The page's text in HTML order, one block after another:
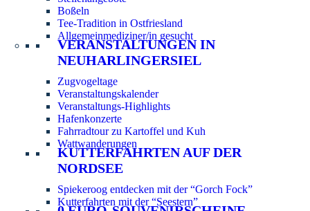
Boßeln
Tee-Tradition in Ostfriesland
Allgemeinmediziner/in gesucht
VERANSTALTUNGEN IN
NEUHARLINGERSIEL
Zugvogeltage
Veranstaltungskalender
Veranstaltungs-Highlights
Hafenkonzerte
Fahrradtour zu Kartoffel und Kuh
Wattwanderungen
KUTTERFAHRTEN AUF DER
NORDSEE
Spiekeroog entdecken mit der “Gorch Fock”
Kutterfahrten mit der “Seestern”